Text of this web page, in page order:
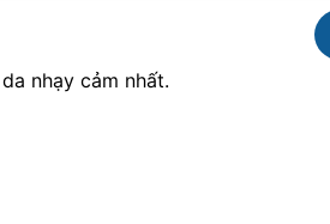
nước cánh hoa hồng và 30%
hồi da tươi trẻ, sáng mịn,
nhạy cảm nhất.